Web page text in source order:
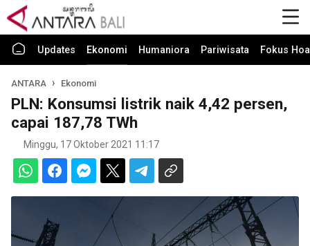
Updates Ekonomi Humaniora Pariwisata Fokus
ANTARA Ekonomi
PLN: Konsumsi listrik naik 4,42 persen,
capai 187,78 TWh
Minggu, 17 Oktober 2021 11:17